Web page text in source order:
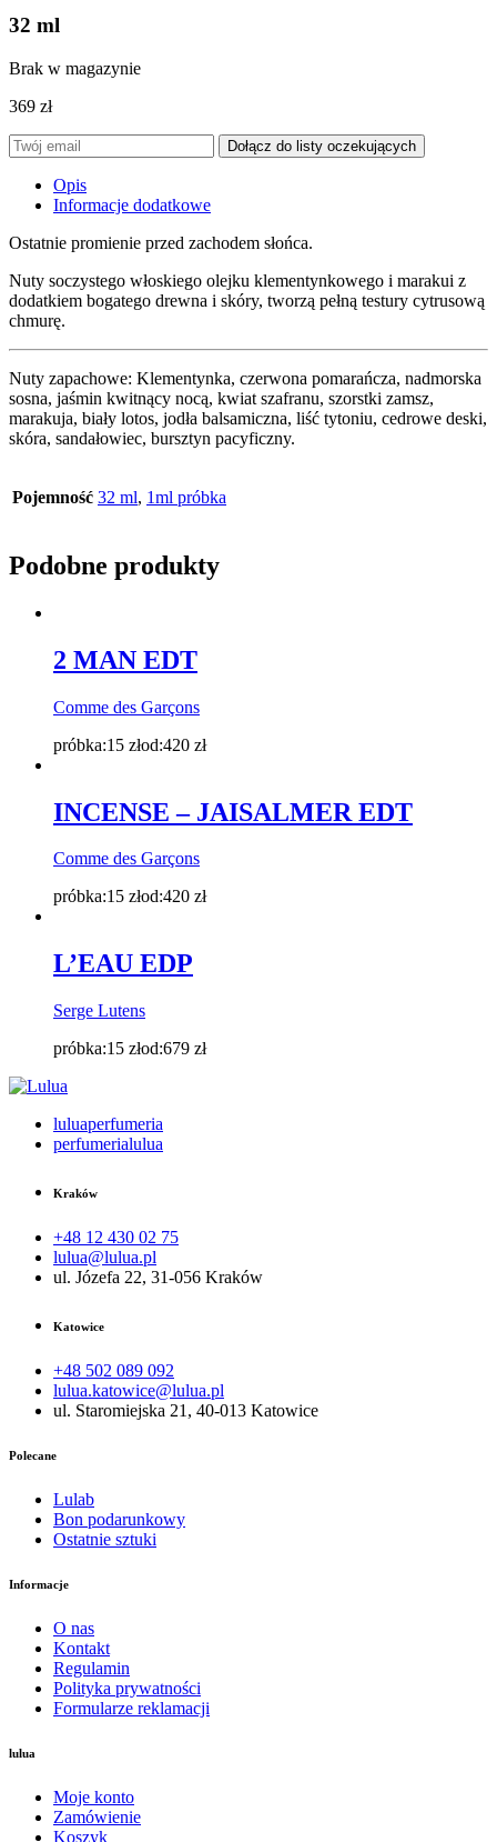
32 ml
Brak w magazynie
369 zł
Opis
Informacje dodatkowe
Ostatnie promienie przed zachodem słońca.
Nuty soczystego włoskiego olejku klementynkowego i marakui z
dodatkiem bogatego drewna i skóry, tworzą pełną testury cytrusową
chmurę.
Nuty zapachowe: Klementynka, czerwona pomarańcza, nadmorska
sosna, jaśmin kwitnący nocą, kwiat szafranu, szorstki zamsz,
marakuja, biały lotos, jodła balsamiczna, liść tytoniu, cedrowe deski,
skóra, sandałowiec, bursztyn pacyficzny.
Pojemność 32 ml, 1ml próbka
Podobne produkty
2 MAN EDT
Comme des Garçons
próbka:15 złod:420 zł
INCENSE – JAISALMER EDT
Comme des Garçons
próbka:15 złod:420 zł
L’EAU EDP
Serge Lutens
próbka:15 złod:679 zł
luluaperfumeria
perfumerialulua
Kraków
+48 12 430 02 75
lulua@lulua.pl
ul. Józefa 22, 31-056 Kraków
Katowice
+48 502 089 092
lulua.katowice@lulua.pl
ul. Staromiejska 21, 40-013 Katowice
Polecane
Lulab
Bon podarunkowy
Ostatnie sztuki
Informacje
O nas
Kontakt
Regulamin
Polityka prywatności
Formularze reklamacji
lulua
Moje konto
Zamówienie
Koszyk